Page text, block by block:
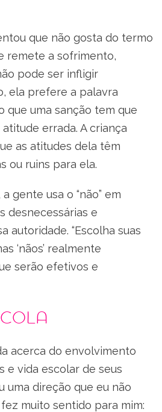
que não gosta do termo
remete a sofrimento,
pode ser infligir
ela prefere a palavra
que uma sanção tem que
errada. A criança
as atitudes dela têm
ou ruins para ela.
gente usa o “não” em
desnecessárias e
autoridade. “Escolha suas
‘nãos’ realmente
serão efetivos e
acerca do envolvimento
e vida escolar de seus
uma direção que eu não
muito sentido para mim: